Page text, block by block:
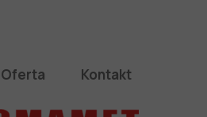
Oferta Kontakt